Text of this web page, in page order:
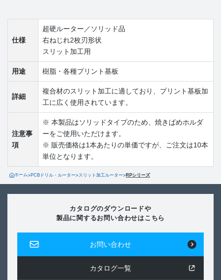
仕様
超硬ルーター／ソリッド品
右ねじれ2枚刃形状
スリット加工用
用途 樹脂・各種プリント基板
詳細
複合材のスリット加工に適しており、プリント基板加
工に広く使用されています。
注意事
項
※ 本製品はソリッドタイプのため、焼きばめホルダ
ーをご使用いただけます。
※ 販売価格は1本あたりの単価ですが、ご注文は10本
単位となります。
ホーム>PCBドリル・ルーター>スリット加工ルーター> RPシリーズ
カタログのダウンロードや
製品に関するお問い合わせはこちら
お問い合わせ
カタログ一覧